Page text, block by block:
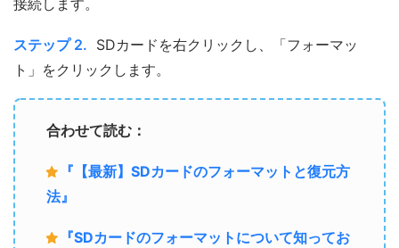
接続します。
ステップ 2. SDカードを右クリックし、「フォーマッ
ト」をクリックします。
合わせて読む：
『【最新】SDカードのフォーマットと復元方
法』
『SDカードのフォーマットについて知ってお